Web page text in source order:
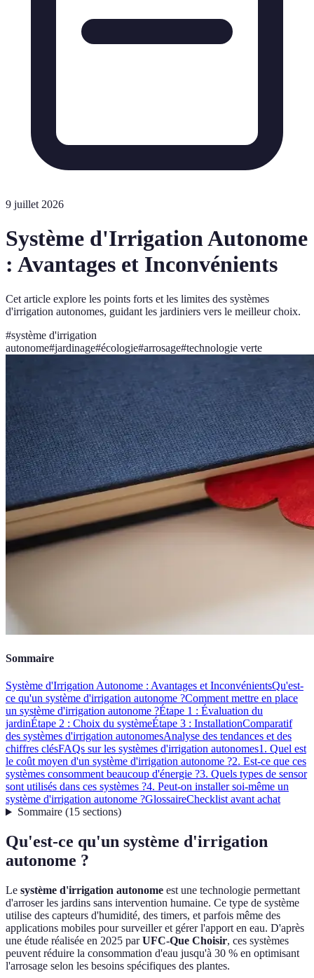
9 juillet 2026
Système d'Irrigation Autonome
: Avantages et Inconvénients
Cet article explore les points forts et les limites des systèmes
d'irrigation autonomes, guidant les jardiniers vers le meilleur choix.
#système d'irrigation
autonome#jardinage#écologie#arrosage#technologie verte
Sommaire
Système d'Irrigation Autonome : Avantages et InconvénientsQu'est-
ce qu'un système d'irrigation autonome ?Comment mettre en place
un système d'irrigation autonome ?Étape 1 : Évaluation du
jardinÉtape 2 : Choix du systèmeÉtape 3 : InstallationComparatif
des systèmes d'irrigation autonomesAnalyse des tendances et des
chiffres clésFAQs sur les systèmes d'irrigation autonomes1. Quel est
le coût moyen d'un système d'irrigation autonome ?2. Est-ce que ces
systèmes consomment beaucoup d'énergie ?3. Quels types de sensor
sont utilisés dans ces systèmes ?4. Peut-on installer soi-même un
système d'irrigation autonome ?GlossaireChecklist avant achat
Sommaire(15 sections)
Qu'est-ce qu'un système d'irrigation
autonome ?
Le système d'irrigation autonome est une technologie permettant
d'arroser les jardins sans intervention humaine. Ce type de système
utilise des capteurs d'humidité, des timers, et parfois même des
applications mobiles pour surveiller et gérer l'apport en eau. D'après
une étude réalisée en 2025 parUFC-Que Choisir, ces systèmes
peuvent réduire la consommation d'eau jusqu'à 30 % en optimisant
l'arrosage selon les besoins spécifiques des plantes.